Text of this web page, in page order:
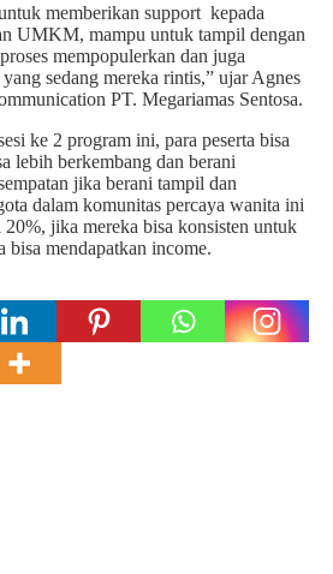
memberikan support kepada
UMKM, mampu untuk tampil dengan
mempopulerkan dan juga
sedang mereka rintis,” ujar Agnes
PT. Megariamas Sentosa.
ke 2 program ini, para peserta bisa
lebih berkembang dan berani
jika berani tampil dan
dalam komunitas percaya wanita ini
jika mereka bisa konsisten untuk
bisa mendapatkan income.